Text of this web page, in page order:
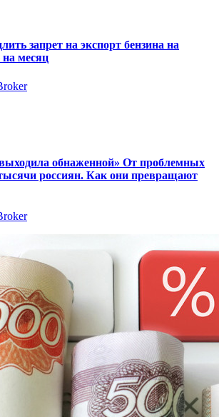
запрет на экспорт бензина на
месяц
обнаженной» От проблемных
россиян. Как они превращают